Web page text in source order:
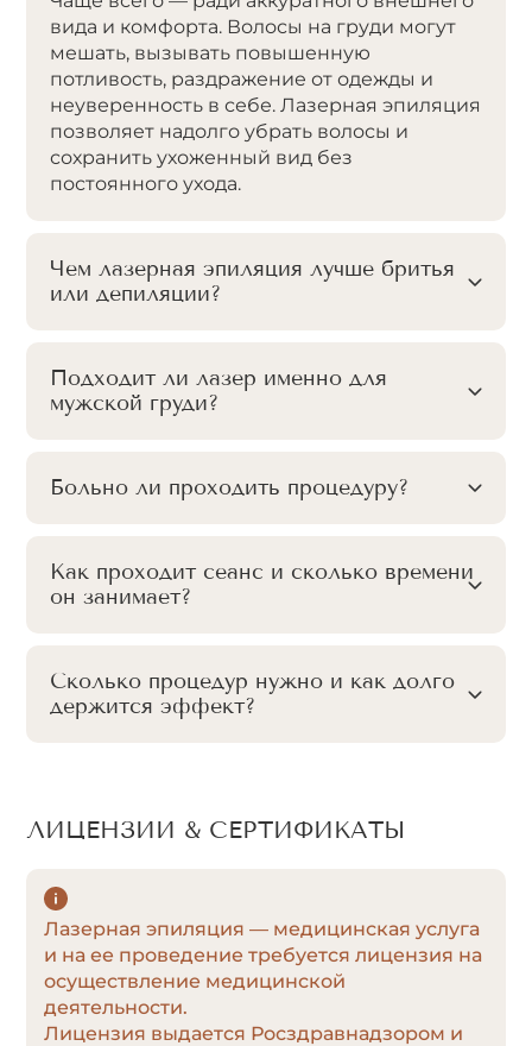
вида и комфорта. Волосы на груди могут
мешать, вызывать повышенную
потливость, раздражение от одежды и
неуверенность в себе. Лазерная эпиляция
позволяет надолго убрать волосы и
сохранить ухоженный вид без
постоянного ухода.
Чем лазерная эпиляция лучше бритья
или депиляции?
Подходит ли лазер именно для
мужской груди?
Больно ли проходить процедуру?
Как проходит сеанс и сколько времени
он занимает?
Сколько процедур нужно и как долго
держится эффект?
ЛИЦЕНЗИИ & СЕРТИФИКАТЫ
Лазерная эпиляция — медицинская услуга
и на ее проведение требуется лицензия на
осуществление медицинской
деятельности.
Лицензия выдается Росздравнадзором и